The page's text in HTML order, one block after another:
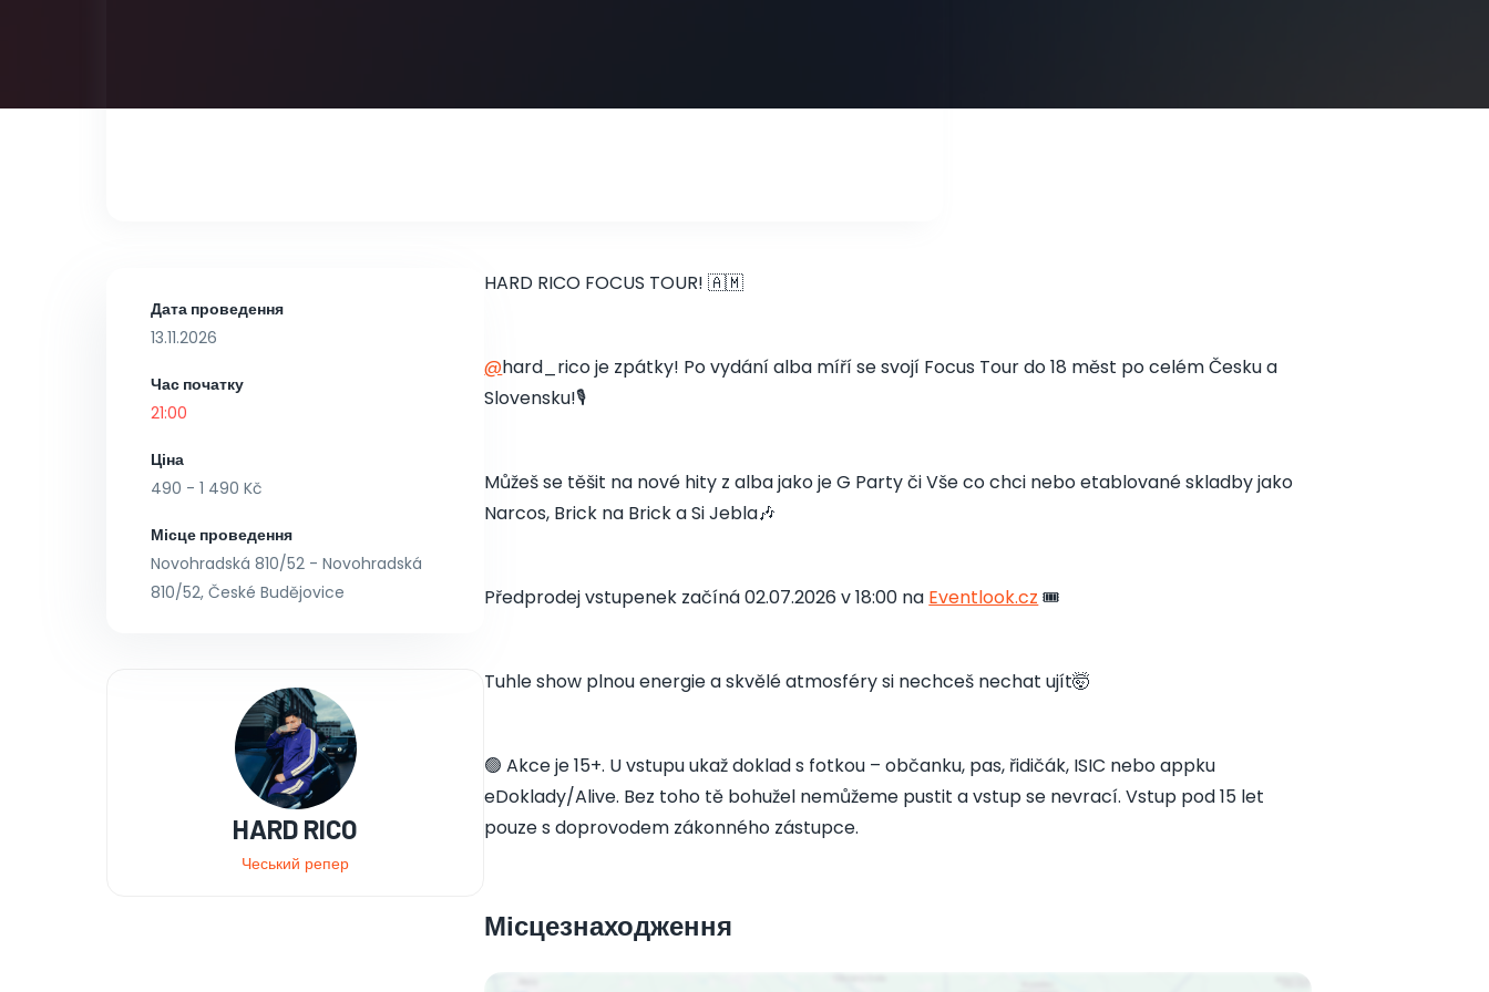
Дата проведення
13.11.2026
Час початку
21:00
Ціна
490 - 1 490 Kč
Місце проведення
Novohradská 810/52 - Novohradská
810/52, České Budějovice
HARD RICO
Чеський репер
HARD RICO FOCUS TOUR! 🇦🇲
@hard_rico je zpátky! Po vydání alba míří se svojí Focus Tour do 18 měst po celém Česku a
Slovensku!🎙️
Můžeš se těšit na nové hity z alba jako je G Party či Vše co chci nebo etablované skladby jako
Narcos, Brick na Brick a Si Jebla🎶
Předprodej vstupenek začíná 02.07.2026 v 18:00 na Eventlook.cz 🎟️
Tuhle show plnou energie a skvělé atmosféry si nechceš nechat ujít🤯
🟢 Akce je 15+. U vstupu ukaž doklad s fotkou – občanku, pas, řidičák, ISIC nebo appku
eDoklady/Alive. Bez toho tě bohužel nemůžeme pustit a vstup se nevrací. Vstup pod 15 let
pouze s doprovodem zákonného zástupce.
Місцезнаходження